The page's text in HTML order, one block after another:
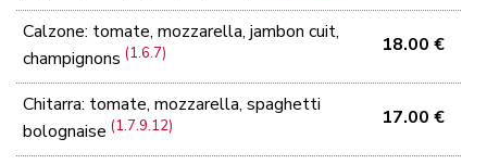
Calzone: tomate, mozzarella, jambon cuit,
champignons(1.6.7) 18.00 €
Chitarra: tomate, mozzarella, spaghetti
bolognaise(1.7.9.12) 17.00 €